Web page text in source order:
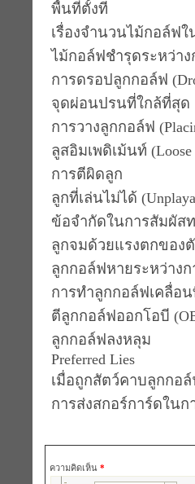
พื้นที่ตั้งที
เรื่องจำนวนไม้กอล์ฟใ
ไม้กอล์ฟชำรุดระหว่า
การดรอปลูกกอล์ฟ
จุดผ่อนปรนที่ใกล้ที่สุด
การวางลูกกอล์ฟ
ลูสอิมเพดิเม้นท์ (Loose
การตีผิดลูก
ลูกที่เล่นไม่ได้
ข้อจำกัดในการสัมผัส
ลูกจมด้วยแรงตกของตั
ลูกกอล์ฟหายระหว่าง
การทำลูกกอล์ฟเคลื่อ
ตีลูกกอล์ฟออกโอบี
ลูกกอล์ฟลงหลุม
Preferred Lies
เมื่อถูกสัตว์คาบลูกกอ
การส่งสกอร์การ์ดใน
ความคิดเห็น *